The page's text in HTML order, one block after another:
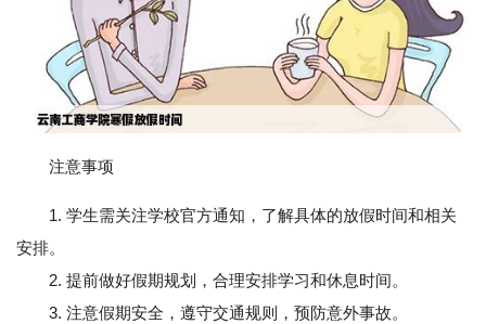
注意事项
1. 学生需关注学校官方通知，了解具体的放假时间和相关
安排。
2. 提前做好假期规划，合理安排学习和休息时间。
3. 注意假期安全，遵守交通规则，预防意外事故。